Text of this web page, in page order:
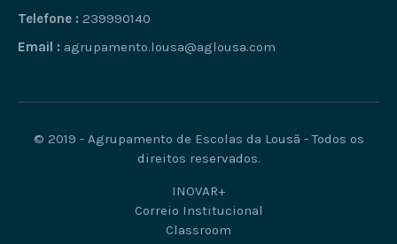
Telefone : 239990140
Email : agrupamento.lousa@aglousa.com
© 2019 - Agrupamento de Escolas da Lousã - Todos os
direitos reservados.
INOVAR+
Correio Institucional
Classroom